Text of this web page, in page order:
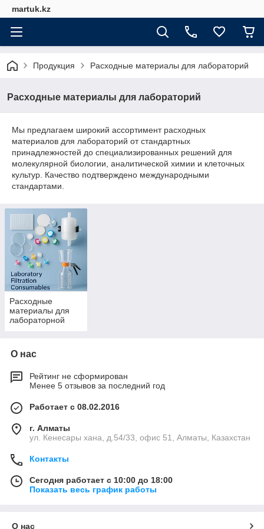
martuk.kz
Продукция Расходные материалы для лабораторий
Расходные материалы для лабораторий
Мы предлагаем широкий ассортимент расходных
материалов для лабораторий от стандартных
принадлежностей до специализированных решений для
молекулярной биологии, аналитической химии и клеточных
культур. Качество подтверждено международными
стандартами.
Расходные
материалы для
лабораторной
О нас
Рейтинг не сформирован
Менее 5 отзывов за последний год
Работает с 08.02.2016
г. Алматы
ул. Кенесары хана, д.54/33, офис 51, Алматы, Казахстан
Контакты
Сегодня работает с 10:00 до 18:00
Показать весь график работы
О нас